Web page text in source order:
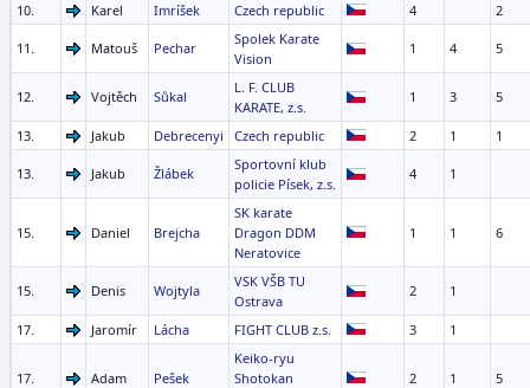
10. Karel Imríšek Czech republic 4 2
11. Matouš Pechar
Spolek Karate
Vision
1 4 5
12. Vojtěch Sůkal
L. F. CLUB
KARATE, z.s.
1 3 5
13. Jakub Debrecenyi Czech republic 2 1 1
13. Jakub Žlábek
Sportovní klub
policie Písek, z.s.
4 1
15. Daniel Brejcha
SK karate
Dragon DDM
Neratovice
1 1 6
15. Denis Wojtyla
VSK VŠB TU
Ostrava
2 1
17. Jaromír Lácha FIGHT CLUB z.s. 3 1
17. Adam Pešek
Keiko-ryu
Shotokan
2 1 5